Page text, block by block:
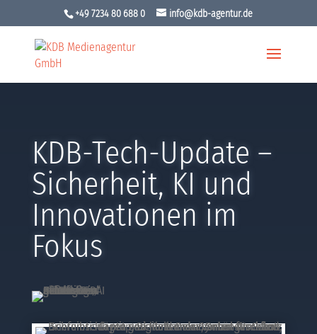
+49 7234 80 688 0 info@kdb-agentur.de
KDB-Tech-Update –
Sicherheit, KI und
Innovationen im
Fokus